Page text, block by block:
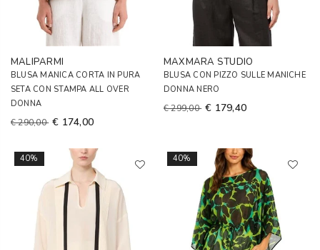
MALIPARMI
BLUSA MANICA CORTA IN PURA
SETA CON STAMPA ALL OVER
DONNA
€ 290,00 € 174,00
MAXMARA STUDIO
BLUSA CON PIZZO SULLE MANICHE
DONNA NERO
€ 299,00 € 179,40
40% 40%